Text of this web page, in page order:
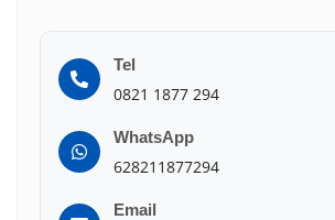
Tel
0821 1877 294
WhatsApp
628211877294
Email